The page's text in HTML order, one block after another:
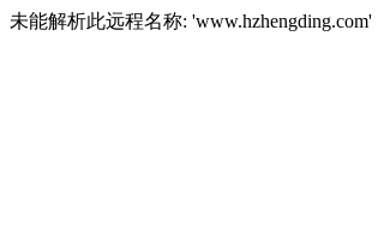
未能解析此远程名称: 'www.hzhengding.com'